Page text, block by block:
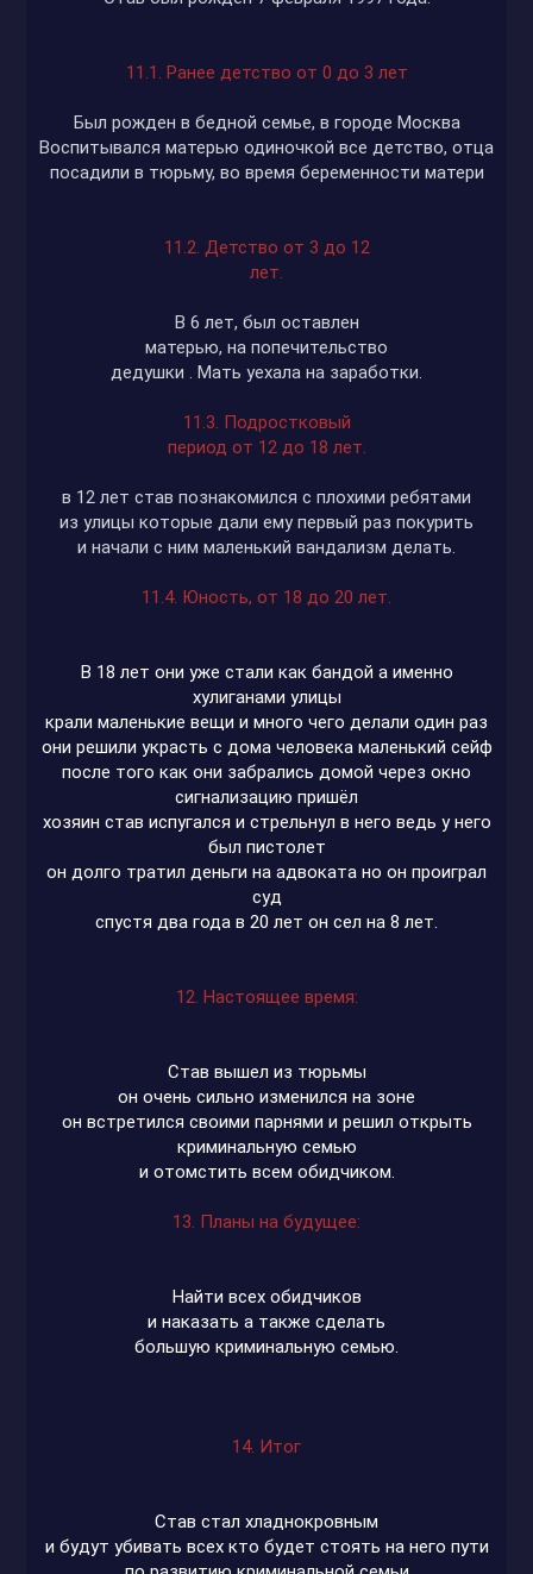
11.1. Ранее детство от 0 до 3 лет
Был рожден в бедной семье, в городе Москва
Воспитывался матерью одиночкой все детство, отца
посадили в тюрьму, во время беременности матери
11.2. Детство от 3 до 12
лет.
В 6 лет, был оставлен
матерью, на попечительство
дедушки . Мать уехала на заработки.
11.3. Подростковый
период от 12 до 18 лет.
в 12 лет став познакомился с плохими ребятами
из улицы которые дали ему первый раз покурить
и начали с ним маленький вандализм делать.
11.4. Юность, от 18 до 20 лет.
В 18 лет они уже стали как бандой а именно
хулиганами улицы
крали маленькие вещи и много чего делали один раз
они решили украсть с дома человека маленький сейф
после того как они забрались домой через окно
сигнализацию пришёл
хозяин став испугался и стрельнул в него ведь у него
был пистолет
он долго тратил деньги на адвоката но он проиграл
суд
спустя два года в 20 лет он сел на 8 лет.
12. Настоящее время:
Став вышел из тюрьмы
он очень сильно изменился на зоне
он встретился своими парнями и решил открыть
криминальную семью
и отомстить всем обидчиком.
13. Планы на будущее:
Найти всех обидчиков
и наказать а также сделать
большую криминальную семью.
14. Итог
Став стал хладнокровным
и будут убивать всех кто будет стоять на него пути